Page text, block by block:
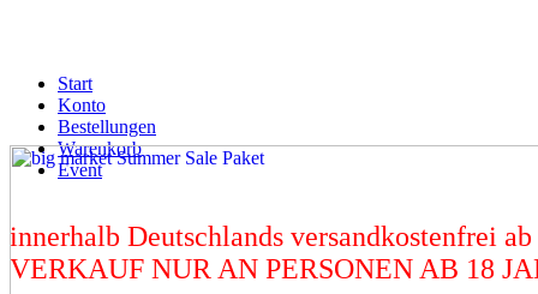
Start
Konto
Bestellungen
Warenkorb
Event
innerhalb Deutschlands versandkostenfrei
VERKAUF NUR AN PERSONEN AB 18